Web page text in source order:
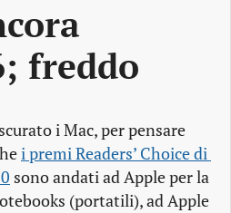
freddo
i Mac, per pensare
i premi Readers’ Choice di
sono andati ad Apple per la
(portatili), ad Apple